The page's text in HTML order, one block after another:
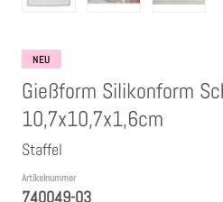
Kartendeko Embellishments
Präge-, Universal-
Papiere
NEU
Gießform Silikonform
10,7x10,7x1,6cm
Staffel
Artikelnummer
740049-03